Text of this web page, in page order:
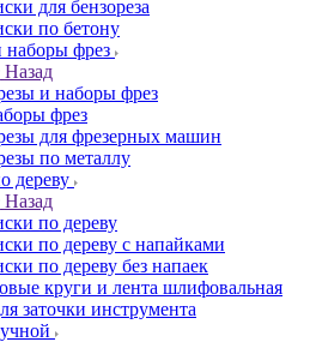
для бензореза
по бетону
фрез
Назад
и наборы фрез
фрез
для фрезерных машин
по металлу
дереву
Назад
по дереву
по дереву с напайками
по дереву без напаек
круги и лента шлифовальная
заточки инструмента